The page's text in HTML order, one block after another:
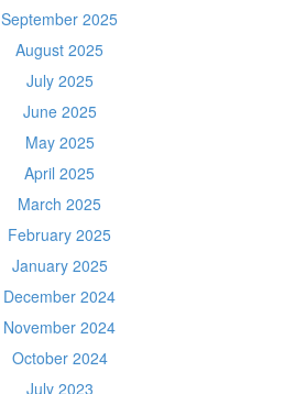
September 2025
August 2025
July 2025
June 2025
May 2025
April 2025
March 2025
February 2025
January 2025
December 2024
November 2024
October 2024
July 2023